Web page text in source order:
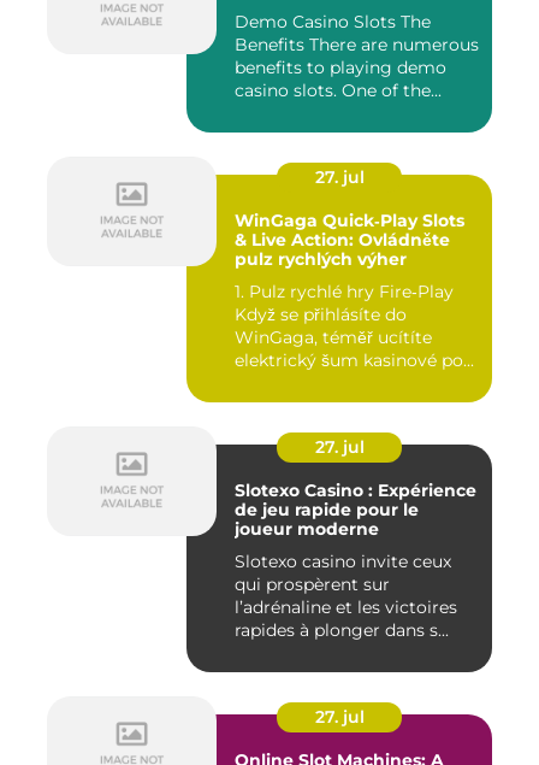
Demo Casino Slots The
Benefits There are numerous
benefits to playing demo
casino slots. One of the...
27. jul
WinGaga Quick‑Play Slots
& Live Action: Ovládněte
pulz rychlých výher
1. Pulz rychlé hry Fire‑Play
Když se přihlásíte do
WinGaga, téměř ucítíte
elektrický šum kasinové po...
27. jul
Slotexo Casino : Expérience
de jeu rapide pour le
joueur moderne
Slotexo casino invite ceux
qui prospèrent sur
l’adrénaline et les victoires
rapides à plonger dans s...
27. jul
Online Slot Machines: A